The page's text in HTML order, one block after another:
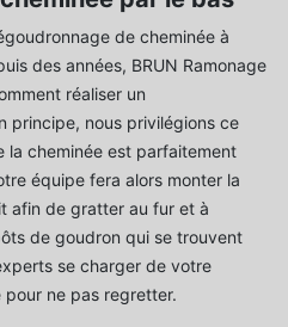
de cheminée à
des années, BRUN Ramonage
réaliser un
principe, nous privilégions ce
la cheminée est parfaitement
équipe fera alors monter la
afin de gratter au fur et à
de goudron qui se trouvent
se charger de votre
ne pas regretter.